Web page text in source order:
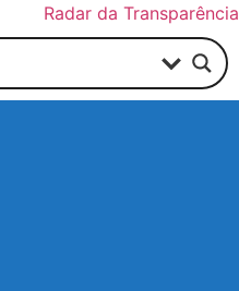
Radar da Transparência